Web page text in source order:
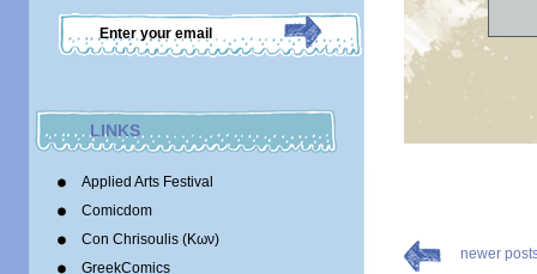
LINKS
Applied Arts Festival
Comicdom
Con Chrisoulis (Κων)
GreekComics
newer